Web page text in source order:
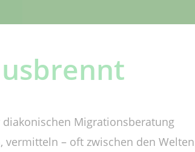
Migrationsberatung
– oft zwischen den